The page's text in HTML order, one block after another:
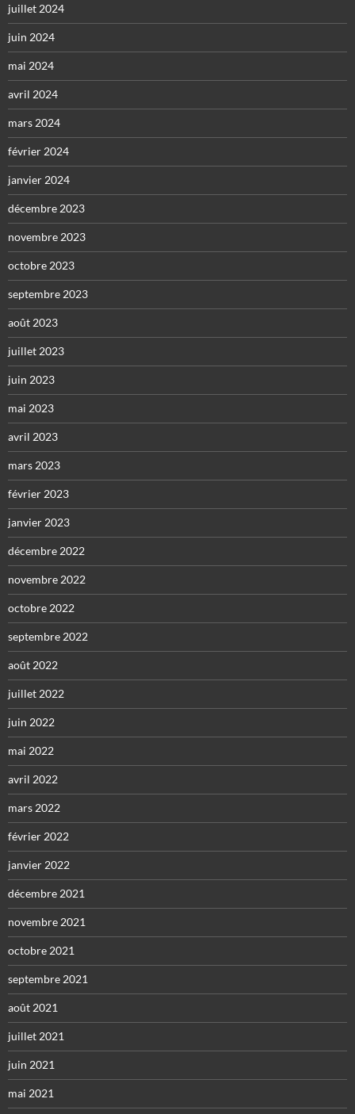
juillet 2024
juin 2024
mai 2024
avril 2024
mars 2024
février 2024
janvier 2024
décembre 2023
novembre 2023
octobre 2023
septembre 2023
août 2023
juillet 2023
juin 2023
mai 2023
avril 2023
mars 2023
février 2023
janvier 2023
décembre 2022
novembre 2022
octobre 2022
septembre 2022
août 2022
juillet 2022
juin 2022
mai 2022
avril 2022
mars 2022
février 2022
janvier 2022
décembre 2021
novembre 2021
octobre 2021
septembre 2021
août 2021
juillet 2021
juin 2021
mai 2021